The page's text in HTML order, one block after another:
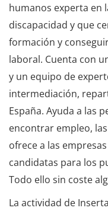
humanos experta en
discapacidad y que
formación y
laboral. Cuenta con
y un equipo de
intermediación,
España. Ayuda a las
encontrar empleo,
ofrece a las
candidatas para los
Todo ello sin coste
La actividad de